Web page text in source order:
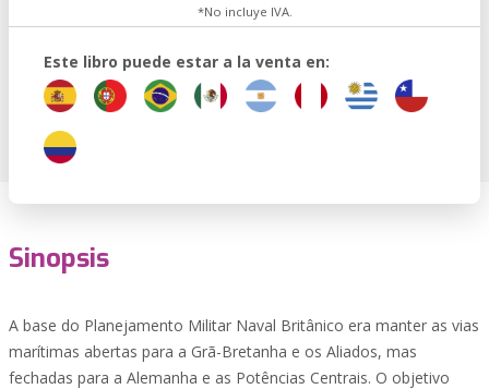
*No incluye IVA.
Este libro puede estar a la venta en:
Sinopsis
A base do Planejamento Militar Naval Britânico era manter as vias
marítimas abertas para a Grã-Bretanha e os Aliados, mas
fechadas para a Alemanha e as Potências Centrais. O objetivo